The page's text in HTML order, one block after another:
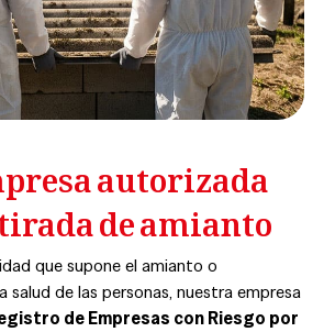
autorizada
de amianto
que supone el amianto o
de las personas, nuestra empresa
de Empresas con Riesgo por